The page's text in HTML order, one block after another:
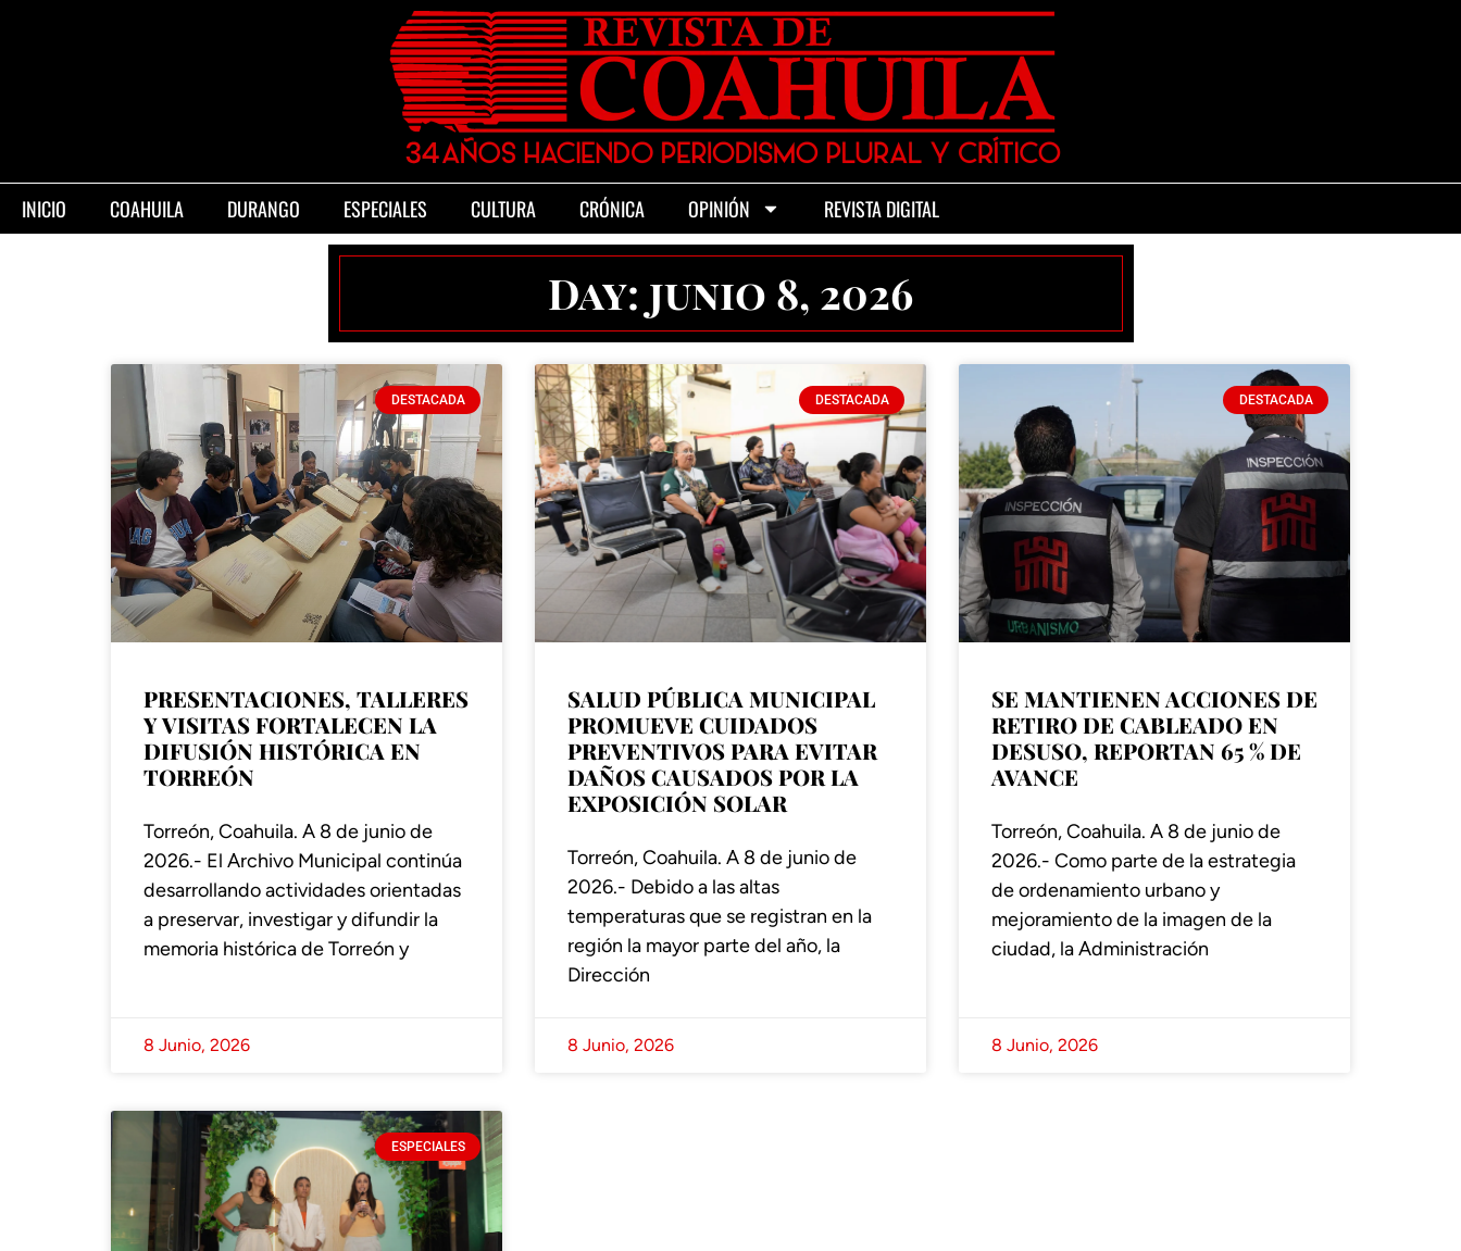
INICIO COAHUILA DURANGO ESPECIALES CULTURA CRÓNICA OPINIÓN REVISTA DIGITAL
Day: junio 8, 2026
DESTACADA
PRESENTACIONES, TALLERES
Y VISITAS FORTALECEN LA
DIFUSIÓN HISTÓRICA EN
TORREÓN
Torreón, Coahuila. A 8 de junio de
2026.- El Archivo Municipal continúa
desarrollando actividades orientadas
a preservar, investigar y difundir la
memoria histórica de Torreón y
8 Junio, 2026
DESTACADA
SALUD PÚBLICA MUNICIPAL
PROMUEVE CUIDADOS
PREVENTIVOS PARA EVITAR
DAÑOS CAUSADOS POR LA
EXPOSICIÓN SOLAR
Torreón, Coahuila. A 8 de junio de
2026.- Debido a las altas
temperaturas que se registran en la
región la mayor parte del año, la
Dirección
8 Junio, 2026
DESTACADA
SE MANTIENEN ACCIONES DE
RETIRO DE CABLEADO EN
DESUSO, REPORTAN 65 % DE
AVANCE
Torreón, Coahuila. A 8 de junio de
2026.- Como parte de la estrategia
de ordenamiento urbano y
mejoramiento de la imagen de la
ciudad, la Administración
8 Junio, 2026
ESPECIALES